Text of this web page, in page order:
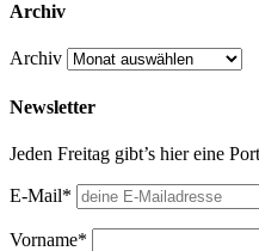
Archiv
Archiv
Newsletter
Jeden Freitag gibt’s hier eine
E-Mail*
Vorname*